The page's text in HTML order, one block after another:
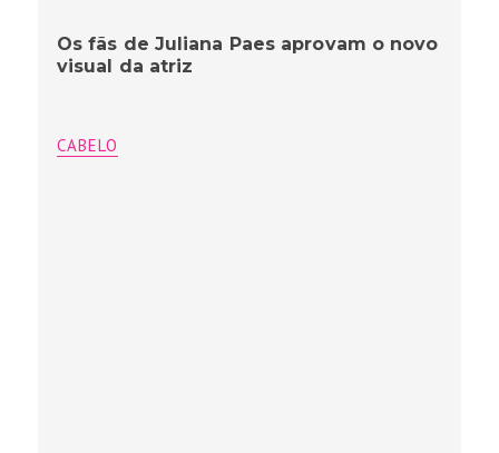
Os fãs de Juliana Paes aprovam o novo
visual da atriz
CABELO